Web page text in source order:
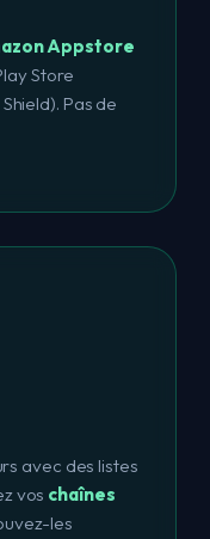
Appstore
Store
Pas de
avec des listes
vos chaînes
les